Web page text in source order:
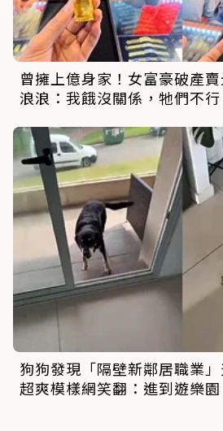
曾擁上億身家！女富豪破產
浪浪：我餓沒關係，牠們不行
狗狗發現「隔壁新鄰居職業」
超爽模樣網笑翻：進到遊樂園